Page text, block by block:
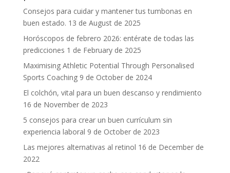
Consejos para cuidar y mantener tus tumbonas en
buen estado. 13 de August de 2025
Horóscopos de febrero 2026: entérate de todas las
predicciones 1 de February de 2025
Maximising Athletic Potential Through Personalised
Sports Coaching 9 de October de 2024
El colchón, vital para un buen descanso y rendimiento
16 de November de 2023
5 consejos para crear un buen currículum sin
experiencia laboral 9 de October de 2023
Las mejores alternativas al retinol 16 de December de
2022